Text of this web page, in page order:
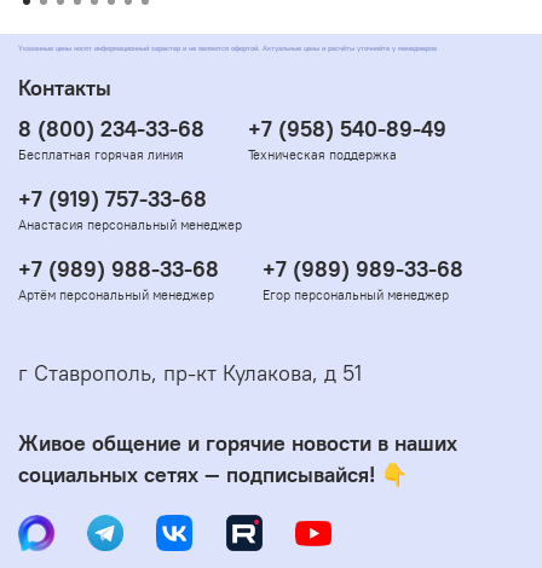
Указанные цены носят информационный характер и не являются офертой. Актуальные цены и расчёты уточняйте у менеджеров
Контакты
8 (800) 234-33-68
Бесплатная горячая линия
+7 (958) 540-89-49
Техническая поддержка
+7 (919) 757-33-68
Анастасия персональный менеджер
+7 (989) 988-33-68
Артём персональный менеджер
+7 (989) 989-33-68
Егор персональный менеджер
г Ставрополь, пр-кт Кулакова, д 51
Живое общение и горячие новости в наших
социальных сетях — подписывайся! 👇